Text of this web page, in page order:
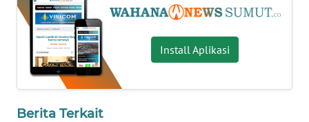
Install Aplikasi
Berita Terkait
WN
LAMPUNG
WN
JATENG
WN